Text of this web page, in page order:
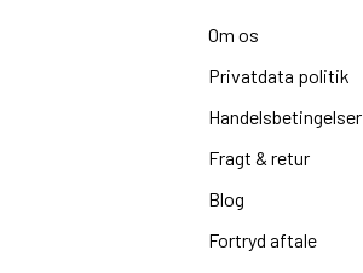
Om os
Privatdata politik
Handelsbetingelser
Fragt & retur
Blog
Fortryd aftale